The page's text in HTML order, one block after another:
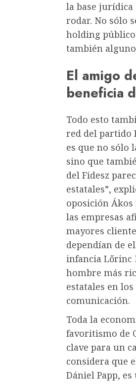
la base jurídica
rodar. No sólo
holding público
también
El amigo
beneficia
Todo esto
red del partido
es que no sólo
sino que
del Fidesz
estatales”,
oposición
las empresas
mayores
dependían de
infancia Lőrinc
hombre más
estatales en
comunicación.
Toda la
favoritismo de
clave para un
considera que
Dániel Papp,